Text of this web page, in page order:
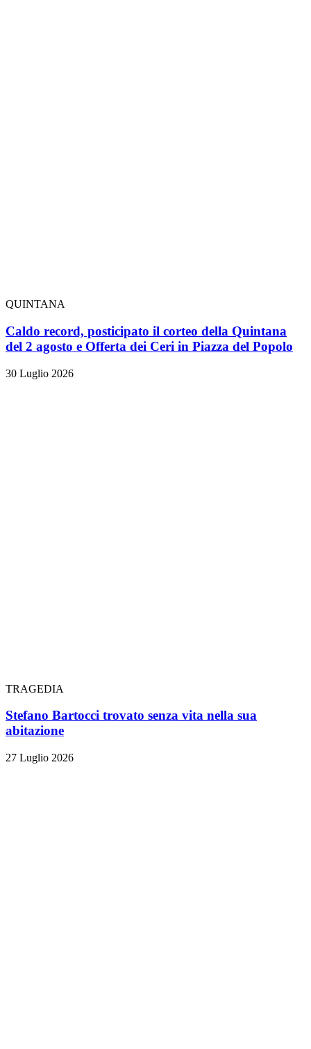
QUINTANA
Caldo record, posticipato il corteo della Quintana
del 2 agosto e Offerta dei Ceri in Piazza del Popolo
30 Luglio 2026
TRAGEDIA
Stefano Bartocci trovato senza vita nella sua
abitazione
27 Luglio 2026